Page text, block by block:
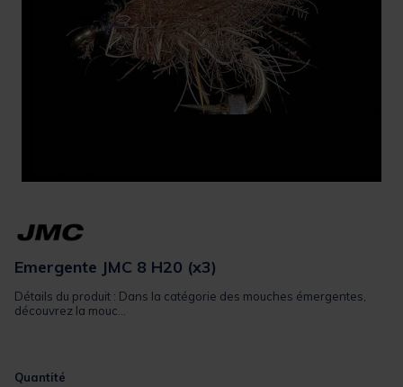
Emergente JMC 8 H20 (x3)
Détails du produit : Dans la catégorie des mouches émergentes,
découvrez la mouc...
Quantité